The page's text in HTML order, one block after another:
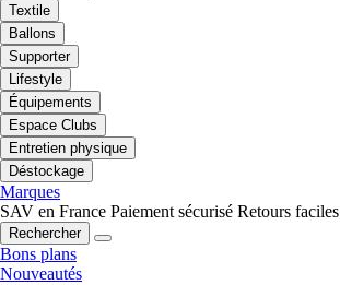
Textile
Ballons
Supporter
Lifestyle
Équipements
Espace Clubs
Entretien physique
Déstockage
Marques
SAV en France Paiement sécurisé Retours faciles
Rechercher
Bons plans
Nouveautés